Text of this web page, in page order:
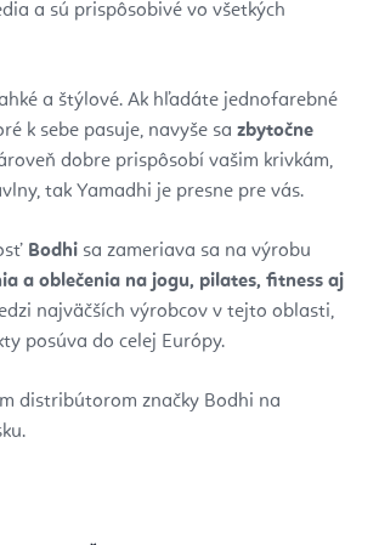
a sú prispôsobivé vo všetkých
a štýlové. Ak hľadáte jednofarebné
k sebe pasuje, navyše sa zbytočne
dobre prispôsobí vašim krivkám,
tak Yamadhi je presne pre vás.
Bodhi sa zameriava sa na výrobu
a oblečenia na jogu, pilates, fitness aj
najväčších výrobcov v tejto oblasti,
posúva do celej Európy.
distribútorom značky Bodhi na